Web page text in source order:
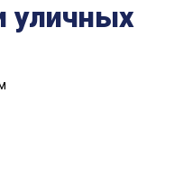
уличных